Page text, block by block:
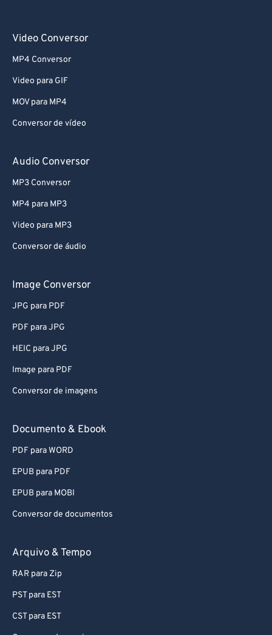
Video Conversor
MP4 Conversor
Video para GIF
MOV para MP4
Conversor de vídeo
Audio Conversor
MP3 Conversor
MP4 para MP3
Video para MP3
Conversor de áudio
Image Conversor
JPG para PDF
PDF para JPG
HEIC para JPG
Image para PDF
Conversor de imagens
Documento & Ebook
PDF para WORD
EPUB para PDF
EPUB para MOBI
Conversor de documentos
Arquivo & Tempo
RAR para Zip
PST para EST
CST para EST